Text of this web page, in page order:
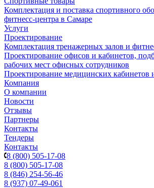
Комплектация и поставка спортивного
фитнесс-центра в Самаре
Услуги
Проектирование
Комплектация тренажерных залов и
Проектирование офисов и кабинетов,
рабочих мест офисных сотрудников
Проектирование медицинских кабинетов
Компания
О компании
Новости
Отзывы
Партнеры
Контакты
Тендеры
Контакты
8 (800) 505-17-08
8 (800) 505-17-08
8 (846) 254-56-46
8 (937) 07-49-061